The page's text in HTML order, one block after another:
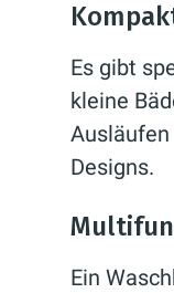
Es gibt
kleine
Designs.
Ein